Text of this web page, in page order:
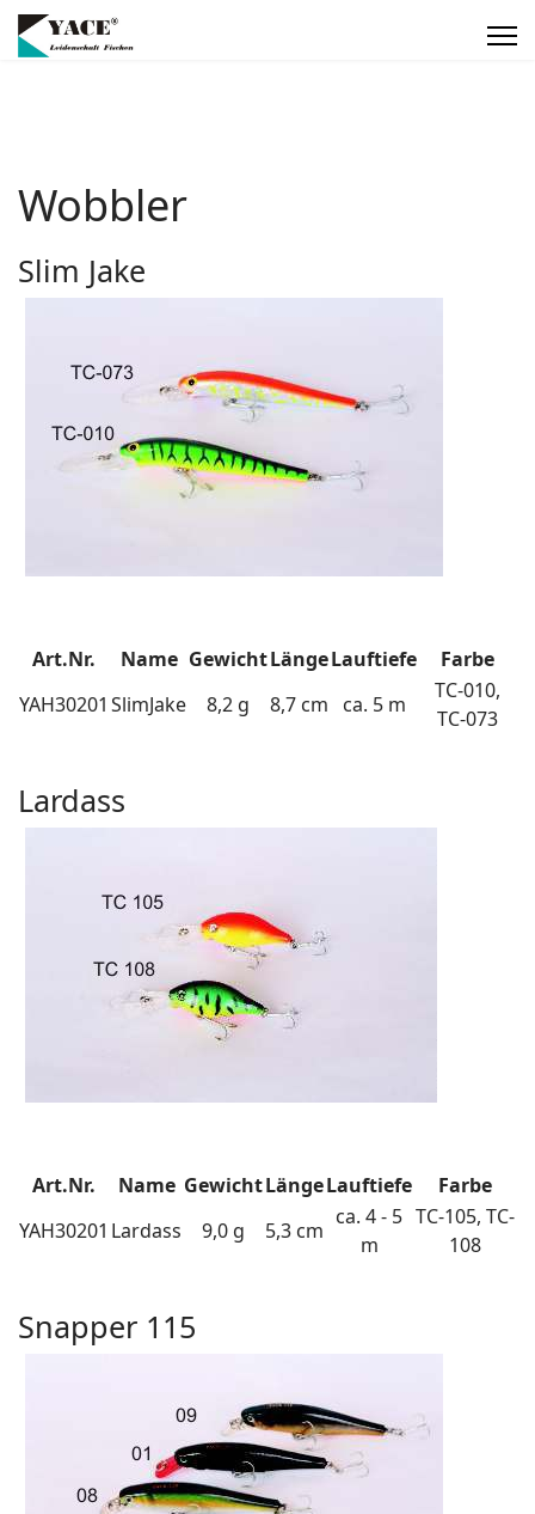
Wobbler
Slim Jake
Art.Nr. Name GewichtLängeLauftiefe
Farbe
YAH30201 SlimJake 8,2 g 8,7 cm ca. 5 m
TC-010,
TC-073
Lardass
Art.Nr. Name GewichtLängeLauftiefe
Farbe
YAH30201 Lardass 9,0 g 5,3 cm
ca. 4 - 5
m
TC-105, TC-
108
Snapper 115